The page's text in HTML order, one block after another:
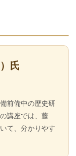
氏
前備中の歴史研
講座では、藤
て、分かりやす